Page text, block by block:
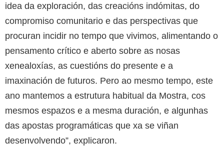
idea da exploración, das creacións indómitas, do
compromiso comunitario e das perspectivas que
procuran incidir no tempo que vivimos, alimentando o
pensamento crítico e aberto sobre as nosas
xenealoxías, as cuestións do presente e a
imaxinación de futuros. Pero ao mesmo tempo, este
ano mantemos a estrutura habitual da Mostra, cos
mesmos espazos e a mesma duración, e algunhas
das apostas programáticas que xa se viñan
desenvolvendo”, explicaron.